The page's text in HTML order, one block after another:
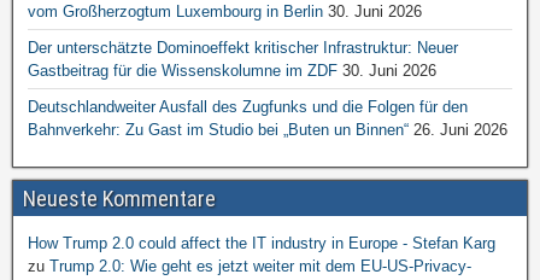
vom Großherzogtum Luxembourg in Berlin 30. Juni 2026
Der unterschätzte Dominoeffekt kritischer Infrastruktur: Neuer
Gastbeitrag für die Wissenskolumne im ZDF 30. Juni 2026
Deutschlandweiter Ausfall des Zugfunks und die Folgen für den
Bahnverkehr: Zu Gast im Studio bei „Buten un Binnen“ 26. Juni 2026
Neueste Kommentare
How Trump 2.0 could affect the IT industry in Europe - Stefan Karg
zu Trump 2.0: Wie geht es jetzt weiter mit dem EU-US-Privacy-